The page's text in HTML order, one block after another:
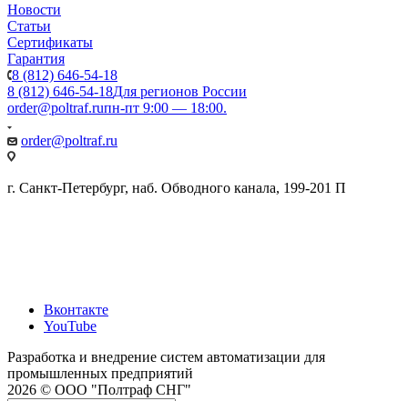
Новости
Статьи
Сертификаты
Гарантия
8 (812) 646-54-18
8 (812) 646-54-18Для регионов России
order@poltraf.ruпн-пт 9:00 — 18:00.
order@poltraf.ru
г. Санкт-Петербург, наб. Обводного канала, 199-201 П
Вконтакте
YouTube
Разработка и внедрение систем автоматизации для
промышленных предприятий
2026 © ООО "Полтраф СНГ"